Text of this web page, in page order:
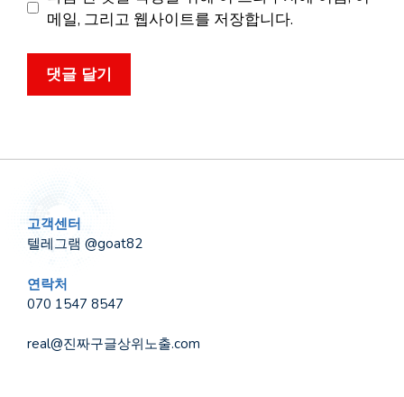
트 메일, 그리고 웹사이트를 저장합니다.
고객센터
텔레그램 @goat82
연락처
070 1547 8547
real@진짜구글상위노출.com